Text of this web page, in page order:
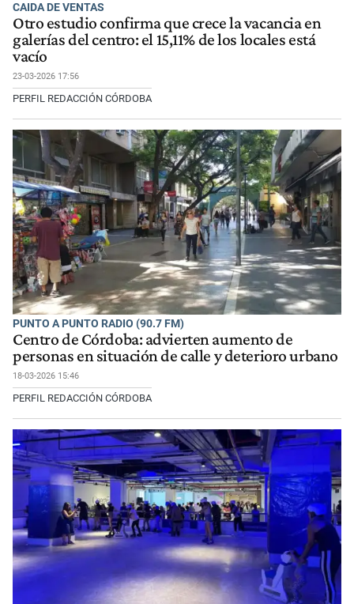
CAIDA DE VENTAS
Otro estudio confirma que crece la vacancia en
galerías del centro: el 15,11% de los locales está
vacío
23-03-2026 17:56
PERFIL REDACCIÓN CÓRDOBA
PUNTO A PUNTO RADIO (90.7 FM)
Centro de Córdoba: advierten aumento de
personas en situación de calle y deterioro urbano
18-03-2026 15:46
PERFIL REDACCIÓN CÓRDOBA